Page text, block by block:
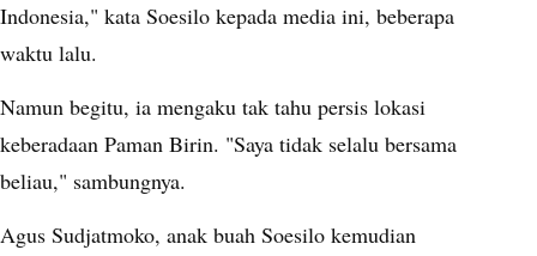
Indonesia," kata Soesilo kepada media ini, beberapa
waktu lalu.
Namun begitu, ia mengaku tak tahu persis lokasi
keberadaan Paman Birin. "Saya tidak selalu bersama
beliau," sambungnya.
Agus Sudjatmoko, anak buah Soesilo kemudian